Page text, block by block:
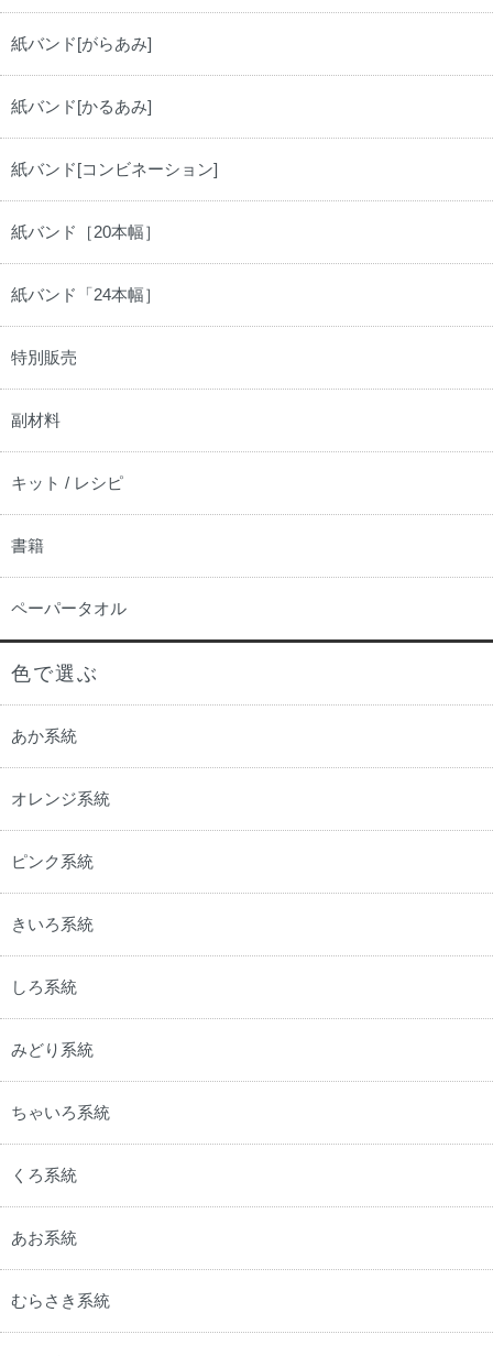
紙バンド[がらあみ]
紙バンド[かるあみ]
紙バンド[コンビネーション]
紙バンド［20本幅］
紙バンド「24本幅］
特別販売
副材料
キット / レシピ
書籍
ペーパータオル
色で選ぶ
あか系統
オレンジ系統
ピンク系統
きいろ系統
しろ系統
みどり系統
ちゃいろ系統
くろ系統
あお系統
むらさき系統